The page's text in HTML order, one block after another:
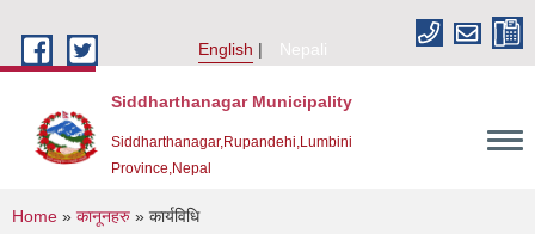
English
Nepali
Siddharthanagar Municipality
Siddharthanagar,Rupandehi,Lumbini
Province,Nepal
You are here
Home » कानूनहरु » कार्यविधि